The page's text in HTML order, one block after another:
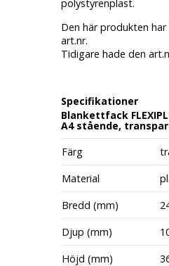
polystyrenplast.
Den här produkten
art.nr.
Tidigare hade den
Specifikationer
Blankettfack
A4 stående,
Färg
Material
Bredd (mm)
Djup (mm)
Höjd (mm)